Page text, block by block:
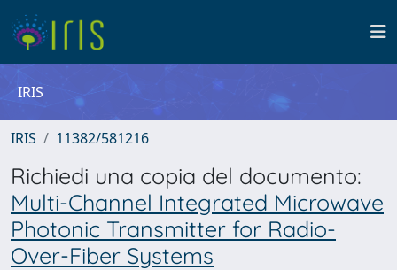
IRIS
IRIS 11382/581216
Richiedi una copia del documento:
Multi-Channel Integrated Microwave
Photonic Transmitter for Radio-
Over-Fiber Systems